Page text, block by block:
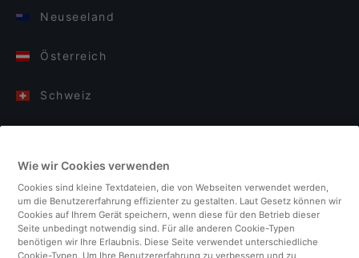
Neuseeland
Österreich
Schweiz
Italien
Finnland
Vereinigtes Königreich
Wie wir Cookies verwenden
Cookies sind kleine Textdateien, die von Webseiten verwendet werden,
um die Benutzererfahrung effizienter zu gestalten. Laut Gesetz können wir
Cookies auf Ihrem Gerät speichern, wenn diese für den Betrieb dieser
Seite unbedingt notwendig sind. Für alle anderen Cookie-Typen
benötigen wir Ihre Erlaubnis. Diese Seite verwendet unterschiedliche
Cookie-Typen. Um Ihre Benutzererfahrung zu verbessern und zu